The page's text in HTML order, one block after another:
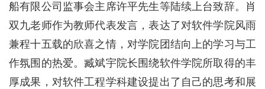
船有限公司监事会主席许平先生等陆续上台致辞。肖
双九老师作为教师代表发言，表达了对软件学院风雨
兼程十五载的欣喜之情，对学院团结向上的学习与工
作氛围的热爱。臧斌宇院长围绕软件学院所取得的丰
厚成果，对软件工程学科建设提出了自己的思考和展